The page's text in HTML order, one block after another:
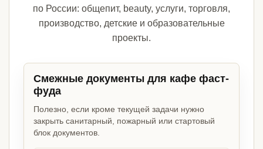
по России: общепит, beauty, услуги, торговля,
производство, детские и образовательные
проекты.
Смежные документы для кафе фаст-
фуда
Полезно, если кроме текущей задачи нужно
закрыть санитарный, пожарный или стартовый
блок документов.